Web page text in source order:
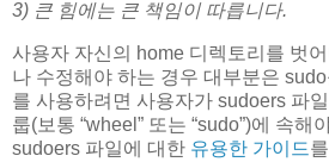
3) 큰 힘에는 큰 책임이 따릅니다.
사용자 자신의 home 디렉토리를 벗
나 수정해야 하는 경우 대부분은
를 사용하려면 사용자가 sudoers 파
룹(보통 “wheel” 또는 “sudo”)에 속해
sudoers 파일에 대한 유용한 가이드